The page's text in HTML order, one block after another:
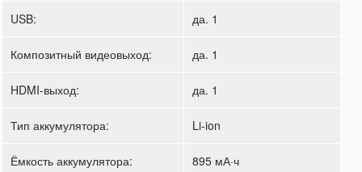
USB: да. 1
Композитный видеовыход: да. 1
HDMI-выход: да. 1
Тип аккумулятора: Li-ion
Ёмкость аккумулятора: 895 мА·ч